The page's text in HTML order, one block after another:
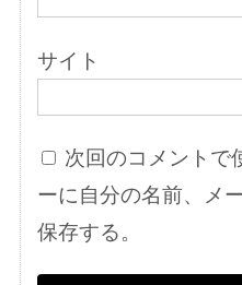
サイト
次回のコメントで
ーに自分の名前、メ
保存する。